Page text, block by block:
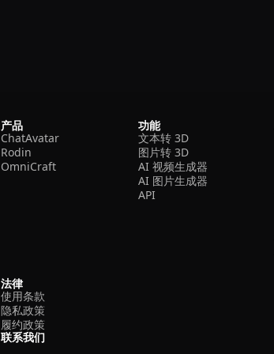
产品
ChatAvatar
Rodin
OmniCraft
功能
文本转 3D
图片转 3D
AI 视频生成器
AI 图片生成器
API
法律
使用条款
隐私政策
履约政策
联系我们